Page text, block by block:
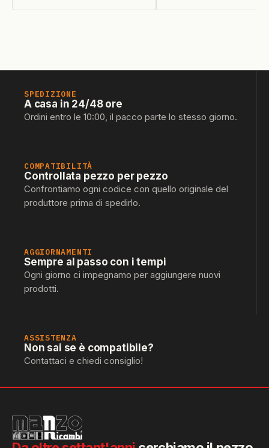
SPEDIZIONE
A casa in 24/48 ore
Ordini entro le 10:00, il pacco parte lo stesso giorno.
COMPATIBILITÀ
Controllata pezzo per pezzo
Confrontiamo ogni codice con quello originale del
produttore prima di spedirlo.
AGGIORNAMENTI
Sempre al passo con i tempi
Ogni giorno ci impegnamo per aggiungere nuovi
prodotti.
ASSISTENZA
Non sai se è compatibile?
Contattaci e chiedi consiglio!